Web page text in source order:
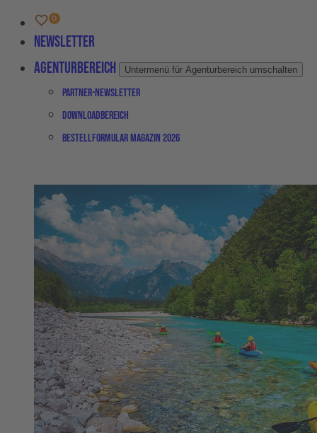
Newsletter
Agenturbereich
Untermenü für Agenturbereich umschalten
Partner-Newsletter
Downloadbereich
Bestellformular Magazin 2026